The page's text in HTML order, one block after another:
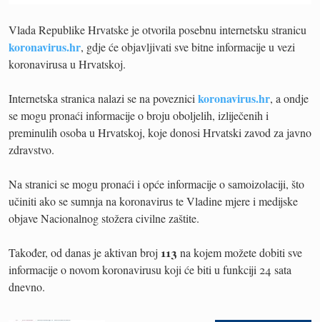
Vlada Republike Hrvatske je otvorila posebnu internetsku stranicu
koronavirus.hr, gdje će objavljivati sve bitne informacije u vezi
koronavirusa u Hrvatskoj.
Internetska stranica nalazi se na poveznici koronavirus.hr, a ondje
se mogu pronaći informacije o broju oboljelih, izliječenih i
preminulih osoba u Hrvatskoj, koje donosi Hrvatski zavod za javno
zdravstvo.
Na stranici se mogu pronaći i opće informacije o samoizolaciji, što
učiniti ako se sumnja na koronavirus te Vladine mjere i medijske
objave Nacionalnog stožera civilne zaštite.
Također, od danas je aktivan broj 113 na kojem možete dobiti sve
informacije o novom koronavirusu koji će biti u funkciji 24 sata
dnevno.